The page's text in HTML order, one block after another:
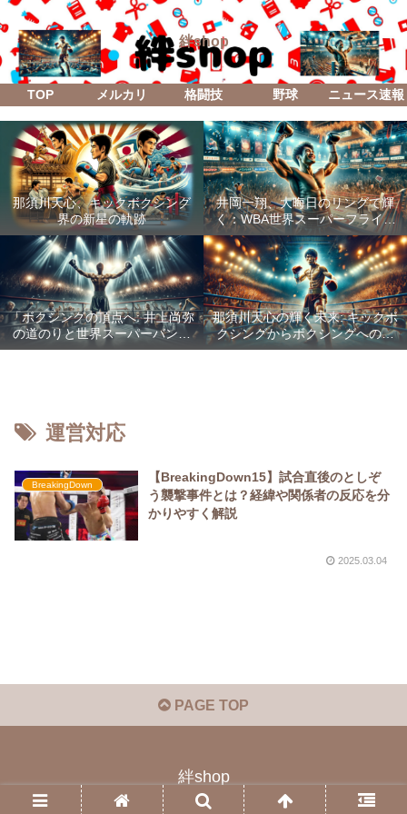
絆shop
TOP メルカリ 格闘技 野球 ニュース速報
那須川天心、キックボクシング
界の新星の軌跡
井岡一翔、大晦日のリングで輝
く：WBA世界スーパーフライ級
防衛戦「Lifetime Boxing Fights
18」
「ボクシングの頂点へ: 井上尚弥
の道のりと世界スーパーバンタ
ム級統一戦の全貌」
那須川天心の輝く未来: キックボ
クシングからボクシングへの成
功した転身
運営対応
BreakingDown
【BreakingDown15】試合直後のとしぞ
う襲撃事件とは？経緯や関係者の反応を分
かりやすく解説
2025.03.04
PAGE TOP
絆shop
© 2023 絆shop.